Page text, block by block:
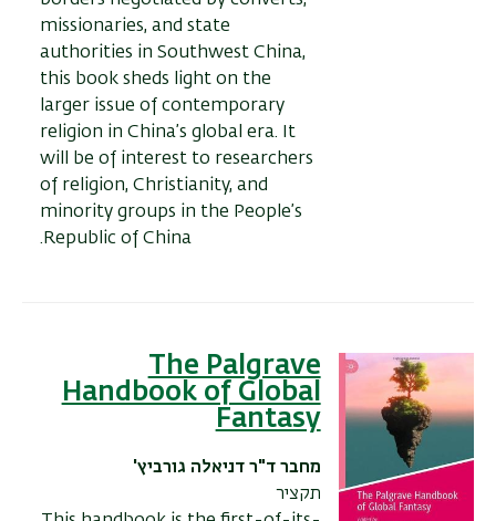
missionaries, and state
authorities in Southwest China,
this book sheds light on the
larger issue of contemporary
religion in China’s global era. It
will be of interest to researchers
of religion, Christianity, and
minority groups in the People’s
Republic of China.
The Palgrave
Handbook of Global
Fantasy
מחברד"ר דניאלה גורביץ'
תקציר